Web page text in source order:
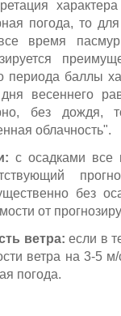
погода, то
время
периода баллы
весеннего
без дождя,
облачность".
с осадками все
без
от
ветра: если в
ветра на 3-5
погода.